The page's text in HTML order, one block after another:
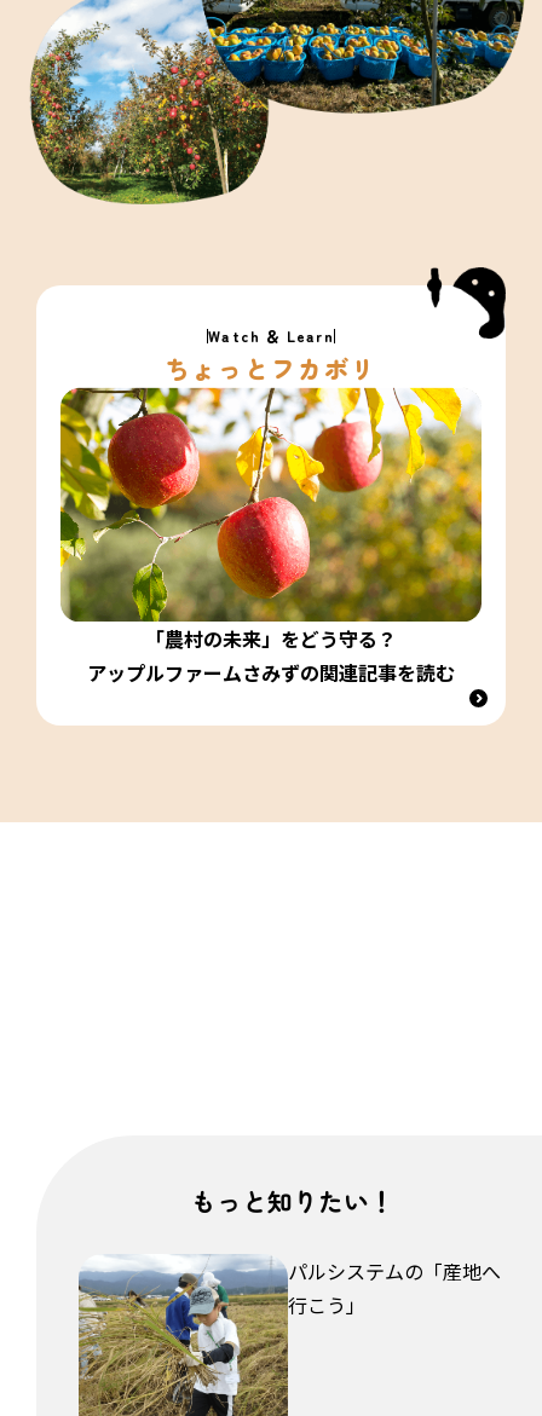
Watch ＆ Learn
ちょっとフカボリ
「農村の未来」をどう守る？
アップルファームさみずの関連記事を読む
もっと知りたい！
パルシステムの「産地へ
行こう」